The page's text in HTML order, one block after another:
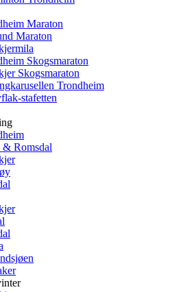
Maraton
Maraton
Skogsmaraton
Skogsmaraton
Trondheim
stafetten
& Romsdal